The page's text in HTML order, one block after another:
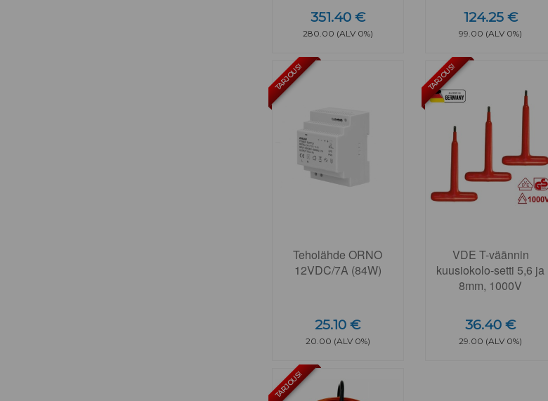
351.40 €
280.00 (ALV 0%)
124.25 €
99.00 (ALV 0%)
TARJOUS!
Teholähde ORNO
12VDC/7A (84W)
25.10 €
20.00 (ALV 0%)
TARJOUS!
VDE T-väännin
kuusiokolo-setti 5,6 ja
8mm, 1000V
36.40 €
29.00 (ALV 0%)
TARJOUS!